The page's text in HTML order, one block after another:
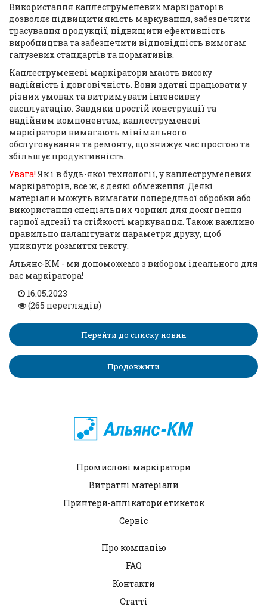
Використання каплеструменевих маркіраторів
дозволяє підвищити якість маркування, забезпечити
трасування продукції, підвищити ефективність
виробництва та забезпечити відповідність вимогам
галузевих стандартів та нормативів.
Каплеструменеві маркіратори мають високу
надійність і довговічність. Вони здатні працювати у
різних умовах та витримувати інтенсивну
експлуатацію. Завдяки простій конструкції та
надійним компонентам, каплеструменеві
маркіратори вимагають мінімального
обслуговування та ремонту, що знижує час простою та
збільшує продуктивність.
Увага! Як і в будь-якої технології, у каплеструменевих
маркіраторів, все ж, є деякі обмеження. Деякі
матеріали можуть вимагати попередньої обробки або
використання спеціальних чорнил для досягнення
гарної адгезії та стійкості маркування. Також важливо
правильно налаштувати параметри друку, щоб
уникнути розмиття тексту.
Альянс-КМ - ми допоможемо з вибором ідеального для
вас маркіратора!
16.05.2023
(265 переглядів)
Перейти до списку новин
Продовжити
Промислові маркіратори
Витратні матеріали
Принтери-аплікатори етикеток
Сервіс
Про компанію
FAQ
Контакти
Статті